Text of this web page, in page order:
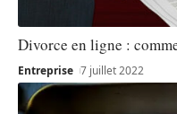
Divorce en ligne :
Entreprise 7 juillet 2022